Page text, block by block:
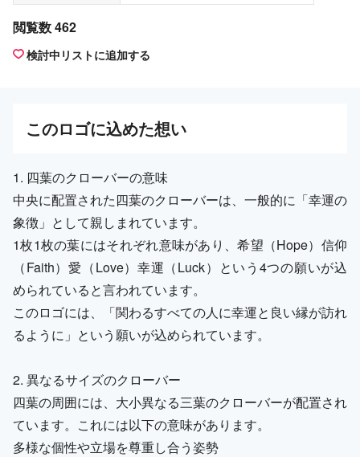
閲覧数 462
検討中リストに追加する
このロゴに込めた想い
1. 四葉のクローバーの意味
中央に配置された四葉のクローバーは、一般的に「幸運の
象徴」として親しまれています。
1枚1枚の葉にはそれぞれ意味があり、希望（Hope）信仰
（Faith）愛（Love）幸運（Luck）という4つの願いが込
められていると言われています。
このロゴには、「関わるすべての人に幸運と良い縁が訪れ
るように」という願いが込められています。
2. 異なるサイズのクローバー
四葉の周囲には、大小異なる三葉のクローバーが配置され
ています。これには以下の意味があります。
多様な個性や立場を尊重し合う姿勢